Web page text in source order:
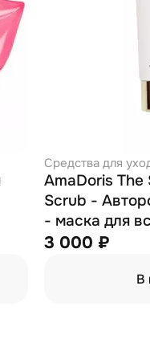
Средства для
AmaDoris
Scrub -
- маска для
мл
3 000 ₽
В